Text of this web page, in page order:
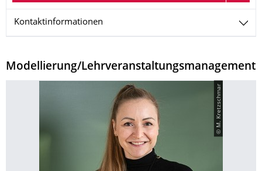
Kontaktinformationen
Modellierung/Lehrveranstaltungsmanagement
© M. Kretzschmar